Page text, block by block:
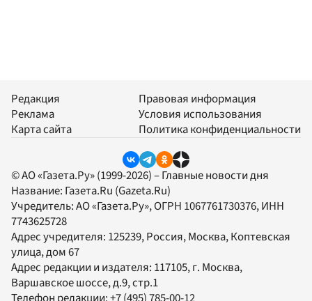
Редакция
Реклама
Карта сайта
Правовая информация
Условия использования
Политика конфиденциальности
© АО «Газета.Ру» (1999-2026) – Главные новости дня
Название: Газета.Ru (Gazeta.Ru)
Учредитель:АО «Газета.Ру», ОГРН 1067761730376, ИНН
7743625728
Адрес учредителя: 125239, Россия, Москва, Коптевская
улица, дом 67
Адрес редакции и издателя: 117105, г. Москва,
Варшавское шоссе, д.9, стр.1